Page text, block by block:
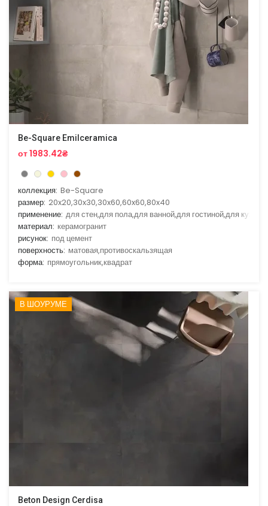
Be-Square Emilceramica
от 1983.42₴
коллекция: Be-Square
размер: 20x20,30x30,30x60,60x60,80x40
применение: для стен,для пола,для ванной,для гостиной,для кухни
материал: керамогранит
рисунок: под цемент
поверхность: матовая,противоскальзящая
форма: прямоугольник,квадрат
В ШОУРУМЕ
Beton Design Cerdisa